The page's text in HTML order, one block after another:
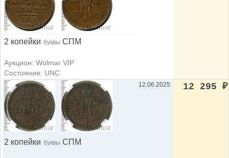
2 копейки буквы СПМ
Аукцион: Wolmar VIP
Состояние: UNC
2 копейки буквы СПМ
12.06.2025 12 295 ₽